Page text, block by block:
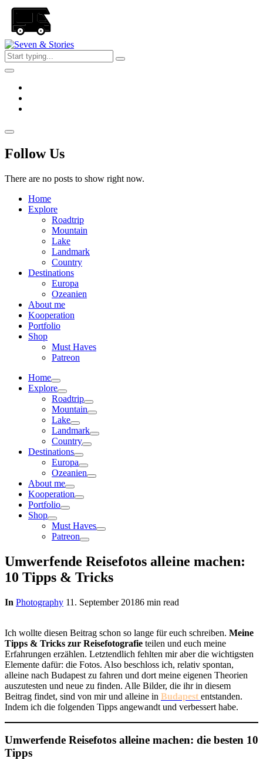
Skip
the
content
Seven
Stories
Follow Us
There are no posts to show right now.
Home
Explore
Roadtrip
Mountain
Lake
Landmark
Country
Destinations
Europa
Ozeanien
About me
Kooperation
Portfolio
Shop
Must Haves
Patreon
Home
Explore
Roadtrip
Mountain
Lake
Landmark
Country
Destinations
Europa
Ozeanien
About me
Kooperation
Portfolio
Shop
Must Haves
Patreon
Umwerfende Reisefotos alleine machen:
10 Tipps & Tricks
In Photography 11. September 20186 min read
Ich wollte diesen Beitrag schon so lange für euch schreiben. Meine
Tipps & Tricks zur Reisefotografie teilen und euch meine
Erfahrungen erzählen. Letztendlich fehlten mir aber die wichtigsten
Elemente dafür: die Fotos. Also beschloss ich, relativ spontan,
alleine nach Budapest zu fahren und dort meine eigenen Theorien
auszutesten und neue zu finden. Alle Bilder, die ihr in diesem
Beitrag findet, sind von mir und alleine in Budapest entstanden.
Indem ich die folgenden Tipps angewandt und verbessert habe.
Umwerfende Reisefotos alleine machen: die besten 10
Tipps